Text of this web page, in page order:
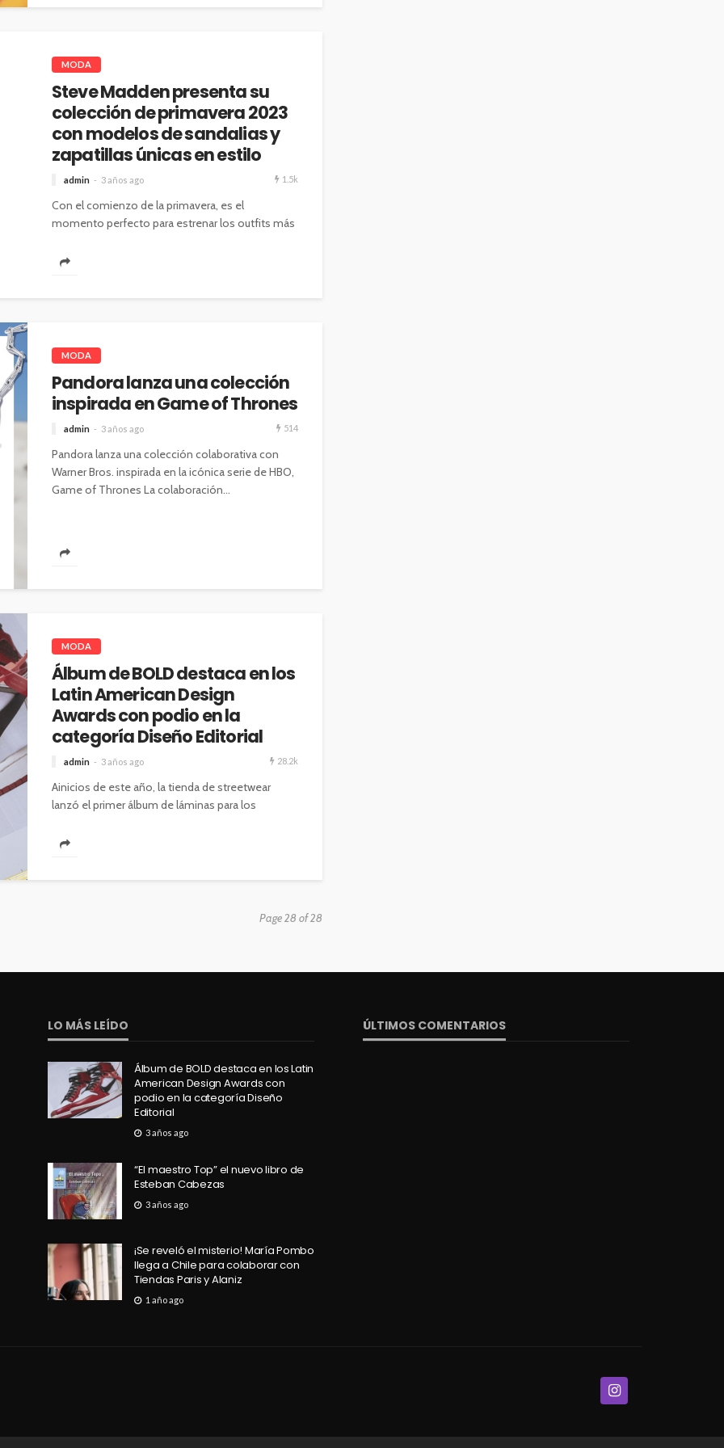
MODA
Steve Madden presenta su
colección de primavera 2023
con modelos de sandalias y
zapatillas únicas en estilo
admin 3 años ago 1.5k
Con el comienzo de la primavera, es el
momento perfecto para estrenar los outfits más
MODA
Pandora lanza una colección
inspirada en Game of Thrones
admin 3 años ago 514
Pandora lanza una colección colaborativa con
Warner Bros. inspirada en la icónica serie de HBO,
Game of Thrones La colaboración...
MODA
Álbum de BOLD destaca en los
Latin American Design
Awards con podio en la
categoría Diseño Editorial
admin 3 años ago 28.2k
Ainicios de este año, la tienda de streetwear
lanzó el primer álbum de láminas para los
Page 28 of 28
LO MÁS LEÍDO
Álbum de BOLD destaca en los Latin
American Design Awards con
podio en la categoría Diseño
Editorial
3 años ago
“El maestro Top” el nuevo libro de
Esteban Cabezas
3 años ago
¡Se reveló el misterio! María Pombo
llega a Chile para colaborar con
Tiendas Paris y Alaniz
1 año ago
ÚLTIMOS COMENTARIOS